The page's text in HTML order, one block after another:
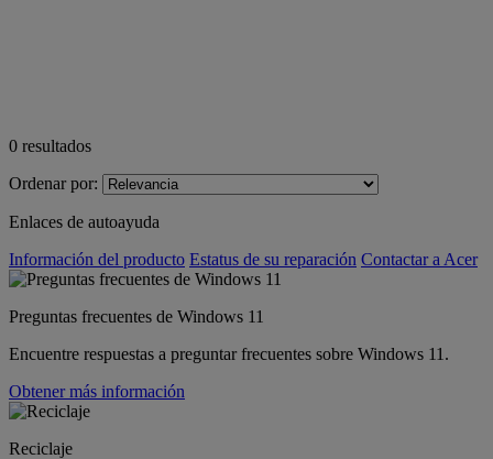
0 resultados
Ordenar por:
Enlaces de autoayuda
Información del producto Estatus de su reparación Contactar a Acer
Preguntas frecuentes de Windows 11
Encuentre respuestas a preguntar frecuentes sobre Windows 11.
Obtener más información
Reciclaje